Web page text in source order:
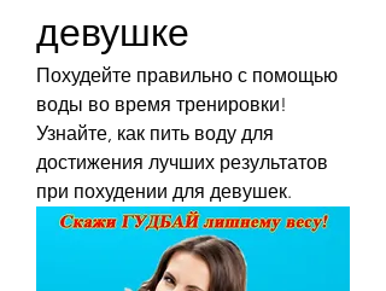
девушке
Похудейте правильно с помощью
воды во время тренировки!
Узнайте, как пить воду для
достижения лучших результатов
при похудении для девушек.